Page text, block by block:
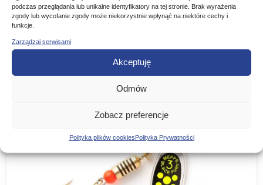
podczas przeglądania lub unikalne identyfikatory na tej stronie. Brak wyrażenia
zgody lub wycofanie zgody może niekorzystnie wpłynąć na niektóre cechy i
funkcje.
Zarządzaj serwisami
Akceptuję
Odmów
Zobacz preferencje
Polityka plików cookiesPolityka Prywatności
Dam Błystka Obrotowa Fz Standard Zielona Reflex Effzett
Standard Spinner – Dam Doskonałe Obrotówki
Renomowanego Producenta, Oferta Dla Wymagących
Wędkarzy. Idealnie Pracują W Wodzie, Skuteczne…
13,00zł